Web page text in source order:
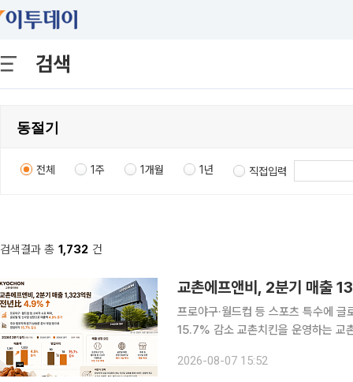
검색
전체 1주 1개월 1년 직접입력
검색결과 총 1,732 건
교촌에프앤비, 2분기 매출
프로야구·월드컵 등 스포츠 특수에
15.7% 감소 교촌치킨을 운영하는 교촌에프앤비가 올해 2분기 치킨 수요 확대와 글로벌·신사업 성
교촌에프앤비는 올해 2분기 연결 기
2026-08-07 15:52